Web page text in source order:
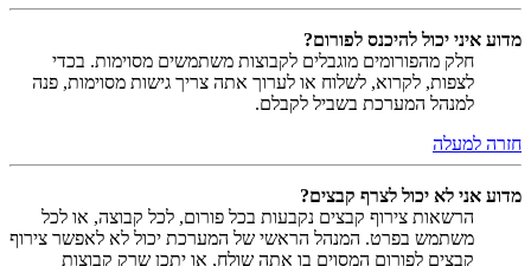
מדוע איני יכול להיכנס לפורום?
חלק מהפורומים מוגבלים לקבוצות משתמשים מסוימות. בכדי
לצפות, לקרוא, לשלוח או לערוך אתה צריך גישות מסוימות, פנה
למנהל המערכת בשביל לקבלם.
חזרה למעלה
מדוע אני לא יכול לצרף קבצים?
הרשאות צירוף קבצים נקבעות בכל פורום, לכל קבוצה, או לכל
משתמש בפרט. המנהל הראשי של המערכת יכול לא לאפשר צירוף
קבצים לפורום המסוים בו אתה שולח, או יתכן שרק קבוצות